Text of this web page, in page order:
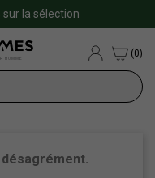
sur la sélection
HOMME
(0)